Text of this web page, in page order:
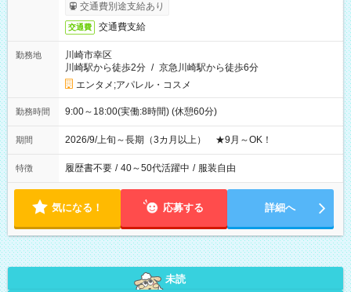
交通費別途支給あり
交通費 交通費支給
勤務地
川崎市幸区
川崎駅から徒歩2分 / 京急川崎駅から徒歩6分
エンタメ;アパレル・コスメ
勤務時間 9:00～18:00(実働:8時間) (休憩60分)
期間 2026/9/上旬～長期（3カ月以上） ★9月～OK！
特徴 履歴書不要 / 40～50代活躍中 / 服装自由
気になる！ 応募する 詳細へ
未読